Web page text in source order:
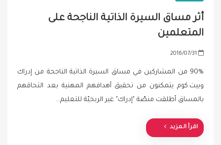
أثر مساق السيرة الذاتية الناجحة على
المتعلمين
P
t
e
o
n
2016/07/31
90% من المشاركين في مساق السيرة الذاتية الناجحة من إدراك
وبيت.كوم يتمكنون من تحقيق أهدافهم المهنية بعد التحاقهم
بالمساق أطلقت منصّة "إدراك" غير الربحيّة للتعليم…
اقرأ المزيد